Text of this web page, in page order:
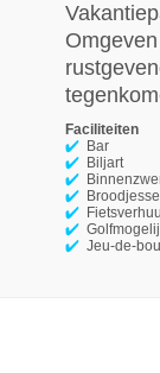
Faciliteiten
Bar
Biljart
Jeu-de-